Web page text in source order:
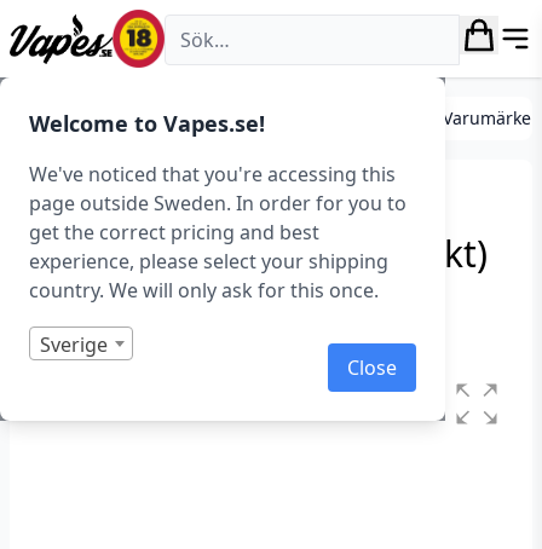
Welcome to Vapes.se!
We've noticed that you're accessing this
page outside Sweden. In order for you to
get the correct pricing and best
experience, please select your shipping
country. We will only ask for this once.
Sverige
Close
Vapes.se
DIY Mixa egen e-juice Essenser Essenser
FlavourArt – Pazzo Ace /
Asso (Essens, Tropisk frukt)
Art.nr: 36965
Slut i lager